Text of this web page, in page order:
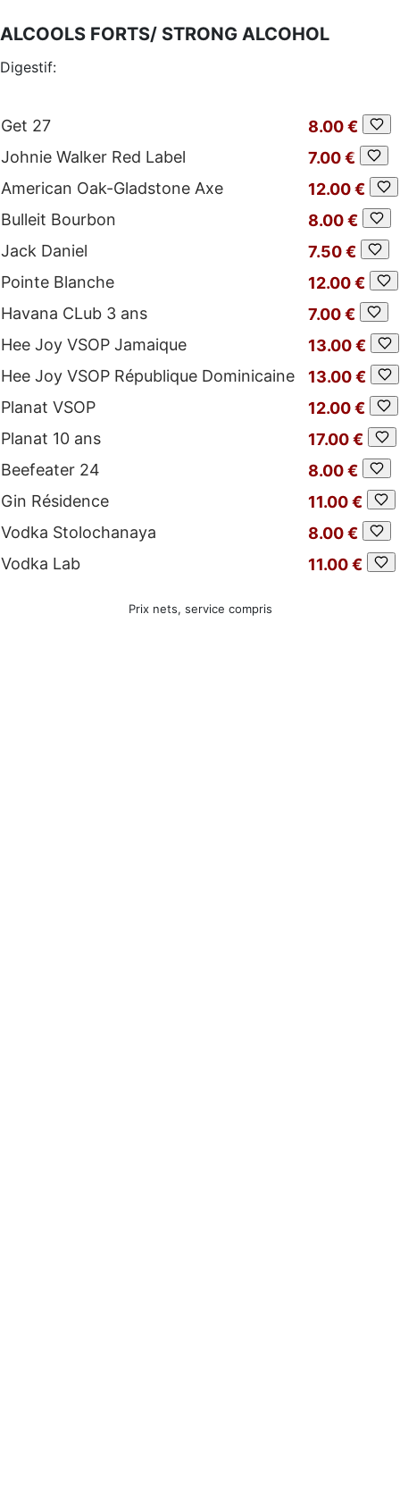
ALCOOLS FORTS/ STRONG ALCOHOL
Digestif:
Get 27
8.00 €
Johnie Walker Red Label
7.00 €
American Oak-Gladstone Axe
12.00 €
Bulleit Bourbon
8.00 €
Jack Daniel
7.50 €
Pointe Blanche
12.00 €
Havana CLub 3 ans
7.00 €
Hee Joy VSOP Jamaique
13.00 €
Hee Joy VSOP République Dominicaine
13.00 €
Planat VSOP
12.00 €
Planat 10 ans
17.00 €
Beefeater 24
8.00 €
Gin Résidence
11.00 €
Vodka Stolochanaya
8.00 €
Vodka Lab
11.00 €
Prix nets, service compris